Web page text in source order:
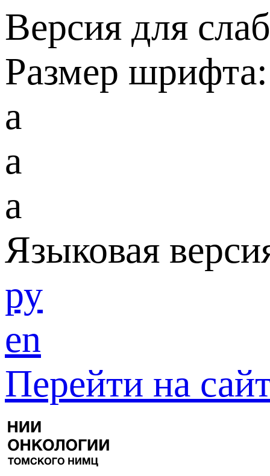
Версия для
Размер шрифта:
a
a
a
Языковая
ру
en
Перейти на